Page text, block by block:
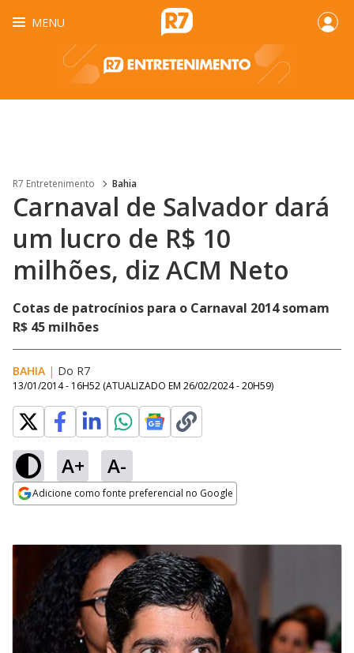
MENU
R7 Entretenimento Bahia
Carnaval de Salvador dará
um lucro de R$ 10
milhões, diz ACM Neto
Cotas de patrocínios para o Carnaval 2014 somam
R$ 45 milhões
BAHIA | Do R7
13/01/2014 - 16H52 (ATUALIZADO EM 26/02/2024 - 20H59)
A+ A-
Adicione como fonte preferencial no Google